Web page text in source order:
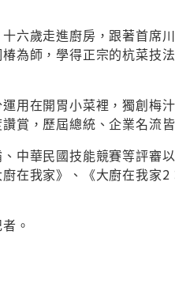
六歲走進廚房，跟著首席
為師，學得正宗的杭菜技
用在開胃小菜裡，獨創梅
賞，歷屆總統、企業名流
中華民國技能競賽等評審
在我家》、《大廚在我家
。